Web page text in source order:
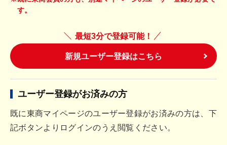
す。
最短3分で登録可能！
新規ユーザー登録はこちら
ユーザー登録がお済みの方
既に東商マイページのユーザー登録がお済みの方は、下
記ボタンよりログインのうえ閲覧ください。